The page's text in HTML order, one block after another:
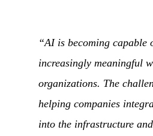
“AI is becoming capable
increasingly meaningful
organizations. The
helping companies
into the infrastructure